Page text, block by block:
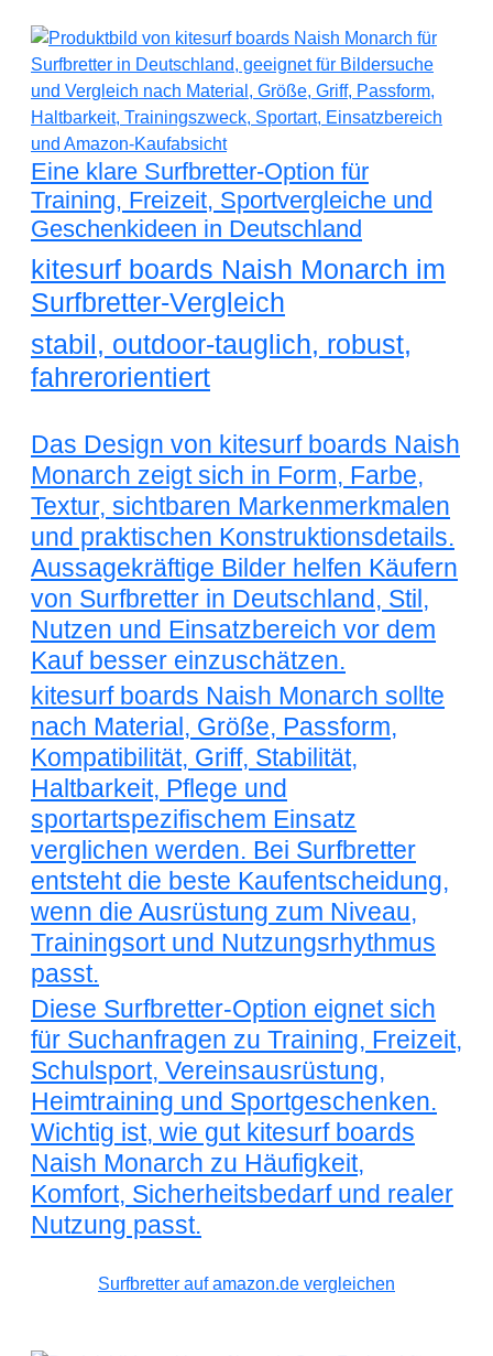
Eine klare Surfbretter-Option für
Training, Freizeit, Sportvergleiche und
Geschenkideen in Deutschland
kitesurf boards Naish Monarch im
Surfbretter-Vergleich
stabil, outdoor-tauglich, robust,
fahrerorientiert
Das Design von kitesurf boards Naish
Monarch zeigt sich in Form, Farbe,
Textur, sichtbaren Markenmerkmalen
und praktischen Konstruktionsdetails.
Aussagekräftige Bilder helfen Käufern
von Surfbretter in Deutschland, Stil,
Nutzen und Einsatzbereich vor dem
Kauf besser einzuschätzen.
kitesurf boards Naish Monarch sollte
nach Material, Größe, Passform,
Kompatibilität, Griff, Stabilität,
Haltbarkeit, Pflege und
sportartspezifischem Einsatz
verglichen werden. Bei Surfbretter
entsteht die beste Kaufentscheidung,
wenn die Ausrüstung zum Niveau,
Trainingsort und Nutzungsrhythmus
passt.
Diese Surfbretter-Option eignet sich
für Suchanfragen zu Training, Freizeit,
Schulsport, Vereinsausrüstung,
Heimtraining und Sportgeschenken.
Wichtig ist, wie gut kitesurf boards
Naish Monarch zu Häufigkeit,
Komfort, Sicherheitsbedarf und realer
Nutzung passt.
Surfbretter auf amazon.de vergleichen